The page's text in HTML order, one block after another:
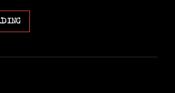
RENZI,
I
E